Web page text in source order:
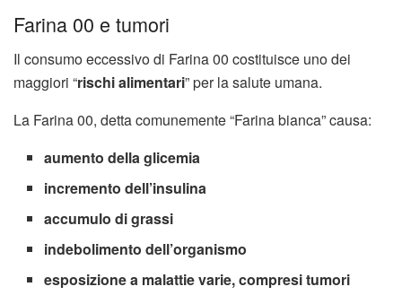
Farina 00 e tumori
Il consumo eccessivo di Farina 00 costituisce uno dei
maggiori “rischi alimentari” per la salute umana.
La Farina 00, detta comunemente “Farina bianca” causa:
aumento della glicemia
incremento dell’insulina
accumulo di grassi
indebolimento dell’organismo
esposizione a malattie varie, compresi tumori